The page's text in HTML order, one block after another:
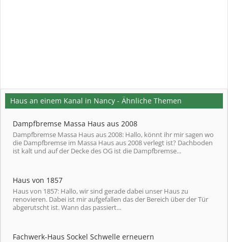
Haus an einem Kanal in Nancy - Ähnliche Themen
Dampfbremse Massa Haus aus 2008
Dampfbremse Massa Haus aus 2008: Hallo, könnt ihr mir sagen wo
die Dampfbremse im Massa Haus aus 2008 verlegt ist? Dachboden
ist kalt und auf der Decke des OG ist die Dampfbremse...
Haus von 1857
Haus von 1857: Hallo, wir sind gerade dabei unser Haus zu
renovieren. Dabei ist mir aufgefallen das der Bereich über der Tür
abgerutscht ist. Wann das passiert...
Fachwerk-Haus Sockel Schwelle erneuern